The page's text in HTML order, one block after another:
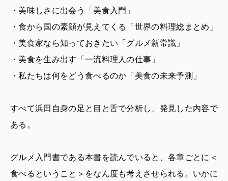
・美味しさに出会う「美食入門」
・食から国の素顔が見えてくる「世界の料理総まとめ」
・美食家なら知っておきたい「グルメ新常識」
・美食を生み出す「一流料理人の仕事」
・私たちは何をどう食べるのか「美食の未来予測」
すべて浜田自身の足と目と舌で分析し、発見した内容で
ある。
グルメ入門書である本書を読んでいると、各章ごとに＜
食べるということ＞をなん度も考えさせられる。いかに